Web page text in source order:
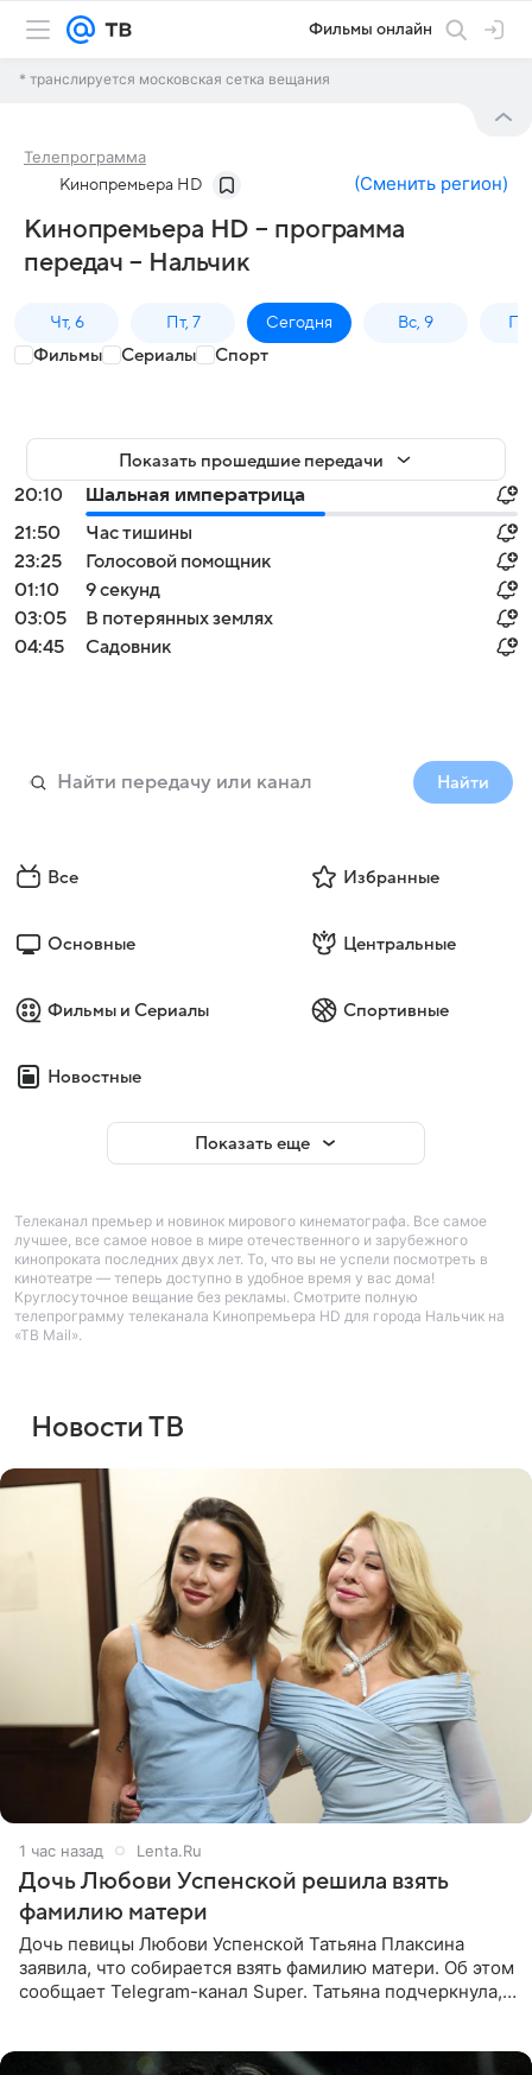
Фильмы онлайн
* транслируется московская сетка вещания
Телепрограмма
Кинопремьера HD (Сменить регион)
Кинопремьера HD – программа
передач – Нальчик
Чт, 6 Пт, 7 Сегодня Вс, 9
Фильмы Сериалы Спорт
Показать прошедшие передачи
20:10
Шальная императрица
21:50
Час тишины
23:25
Голосовой помощник
01:10
9 секунд
03:05
В потерянных землях
04:45
Садовник
Найти
Все Избранные
Основные Центральные
Фильмы и Сериалы Спортивные
Новостные
Показать еще
Телеканал премьер и новинок мирового кинематографа. Все самое
лучшее, все самое новое в мире отечественного и зарубежного
кинопроката последних двух лет. То, что вы не успели посмотреть в
кинотеатре — теперь доступно в удобное время у вас дома!
Круглосуточное вещание без рекламы. Смотрите полную
телепрограмму телеканала Кинопремьера HD для города Нальчик на
«ТВ Mail».
Новости ТВ
1 час назад Lenta.Ru
Дочь Любови Успенской решила взять
фамилию матери
Дочь певицы Любови Успенской Татьяна Плаксина
заявила, что собирается взять фамилию матери. Об этом
сообщает Telegram-канал Super. Татьяна подчеркнула,